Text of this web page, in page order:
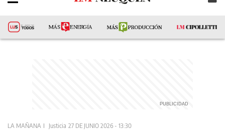
LA MAÑANA Justicia 27 DE JUNIO 2026 - 13:30